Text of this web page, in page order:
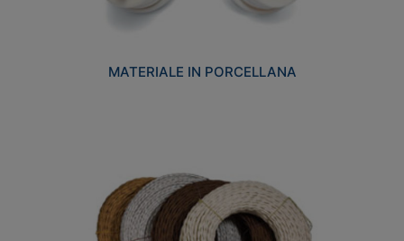
MATERIALE IN PORCELLANA